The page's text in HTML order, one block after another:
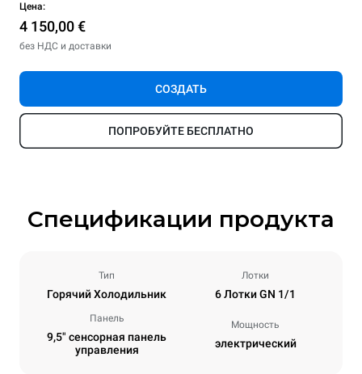
Цена:
4 150,00 €
без НДС и доставки
СОЗДАТЬ
ПОПРОБУЙТЕ БЕСПЛАТНО
Спецификации продукта
Тип
Горячий Холодильник
Лотки
6 Лотки GN 1/1
Панель
9,5" сенсорная панель
управления
Мощность
электрический